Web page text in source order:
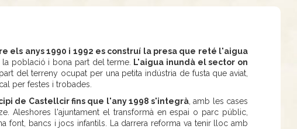
els anys 1990 i 1992 es construí la presa que reté l'aigua
població i bona part del terme.
L'aigua inundà el sector on
del terreny ocupat per una petita indústria de fusta que aviat,
per festes i trobades.
de Castellcir fins que l'any 1998 s'integrà , amb les cases
Aleshores l'ajuntament el transformà en espai o parc públic,
font, bancs i jocs infantils. La darrera reforma va tenir lloc amb